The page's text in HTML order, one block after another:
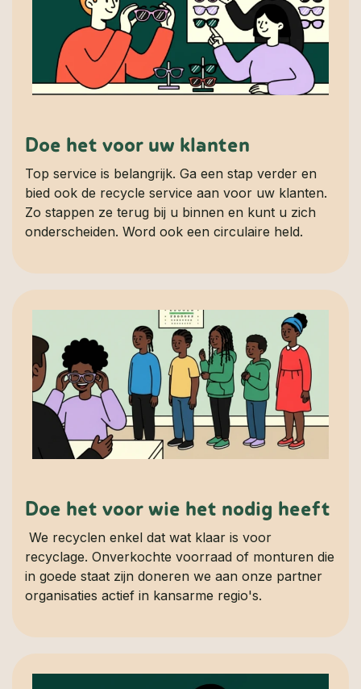
Doe het voor uw klanten
Top service is belangrijk. Ga een stap verder en
bied ook de recycle service aan voor uw klanten.
Zo stappen ze terug bij u binnen en kunt u zich
onderscheiden. Word ook een circulaire held.
Doe het voor wie het nodig heeft
We recyclen enkel dat wat klaar is voor
recyclage. Onverkochte voorraad of monturen die
in goede staat zijn doneren we aan onze partner
organisaties actief in kansarme regio's.